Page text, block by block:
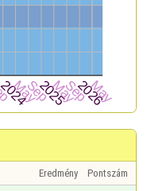
Eredmény
Pontszám